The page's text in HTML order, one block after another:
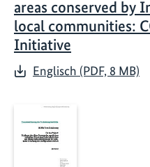
areas conserved by
local communities:
Initiative
Englisch (PDF, 8 MB)